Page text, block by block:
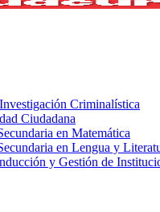
Criminalística
Ciudadana
en Matemática
en Lengua y
y Gestión de